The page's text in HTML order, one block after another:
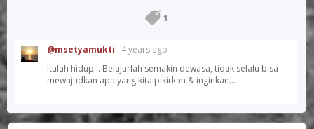
1
@msetyamukti
4 years ago
Itulah hidup... Belajarlah semakin dewasa, tidak selalu bisa
mewujudkan apa yang kita pikirkan & inginkan...